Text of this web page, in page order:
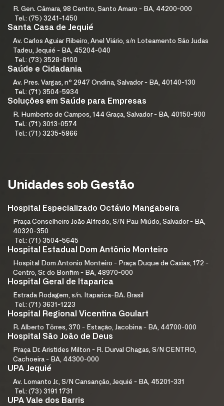
R. Gen. Câmara, 98 Centro, Santo Amaro - BA, 44200-000
Tel.: (75) 3241-1450
Santa Casa de Jequié
Av. Carlos Aguiar Ribeiro, Anel Viário, s/n Loteamento São Judas
Tadeu, Jequié - BA, 45204-040
Tel.: (73) 3528-8100
Saúde e Cidadania
Av. Pres. Vargas, nº 2947 Ondina, Salvador - BA, 40140-130
Tel.: (71) 3504-5934
Soluções em Saúde para Empresas
R. Humberto de Campos, 144 Graça, Salvador - BA, 40150-900
Tel.: (71) 3013-0574
Tel.: (71) 3235-5866
Unidades sob Gestão
Hospital Especializado Octávio Mangabeira
Praça Conselheiro João Alfredo, S/N Pau Miúdo, Salvador - BA,
40320-350
Tel.: (71) 3504-5645
Hospital Estadual Dom Antônio Monteiro
Hospital Dom Antonio Monteiro - Praça Duque de Caxias, 172 -
Centro, Sr. do Bonfim - BA, 48970-000
Hospital Geral de Itaparica
Estrada Rodagem, s/n. Itaparica-BA. Brasil
Tel.: (71) 3631-1223
Hospital Regional Vicentina Goulart
R. Alberto Tôrres, 370 - Estação, Jacobina - BA, 44700-000
Hospital São João de Deus
Praça Dr. Aristides Milton - R. Durval Chagas, S/N CENTRO,
Cachoeira - BA, 44300-000
UPA Jequié
Av. Lomanto Jr., S/N Cansanção, Jequié - BA, 45201-331
Tel.: (73) 3191 1731
UPA Vale dos Barris